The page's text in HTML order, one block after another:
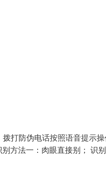
打防伪电话按照语音提示
方法一：肉眼直接别； 识别